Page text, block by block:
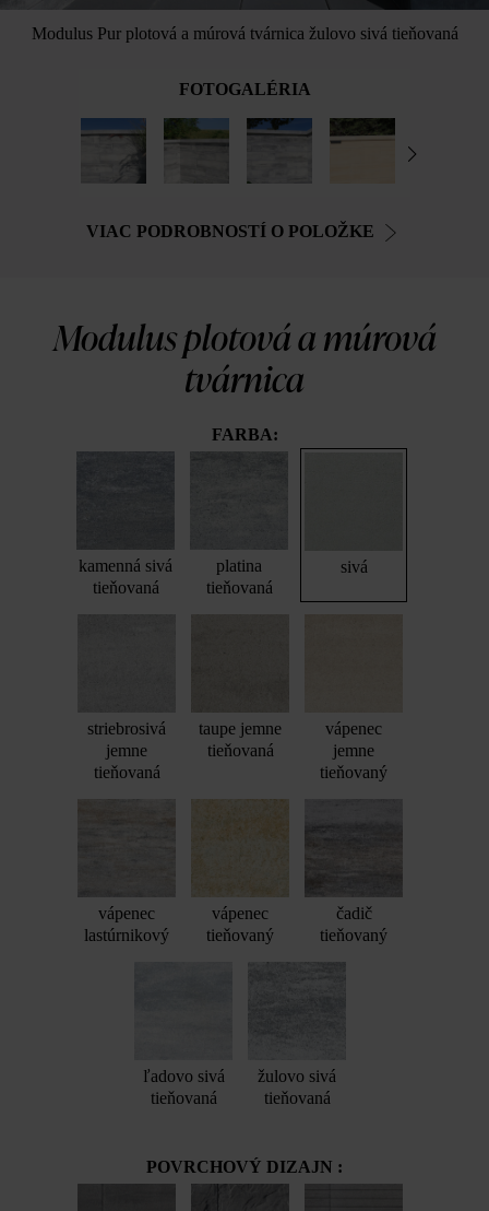
Modulus Pur plotová a múrová tvárnica žulovo sivá tieňovaná
FOTOGALÉRIA
VIAC PODROBNOSTÍ O POLOŽKE
Modulus plotová a múrová
tvárnica
FARBA:
kamenná sivá
tieňovaná
platina
tieňovaná
sivá
striebrosivá
jemne
tieňovaná
taupe jemne
tieňovaná
vápenec
jemne
tieňovaný
vápenec
lastúrnikový
vápenec
tieňovaný
čadič
tieňovaný
ľadovo sivá
tieňovaná
žulovo sivá
tieňovaná
POVRCHOVÝ DIZAJN :